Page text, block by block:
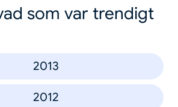
som var trendigt
2013
2012